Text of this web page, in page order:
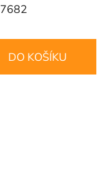
7682
DO KOŠÍKU